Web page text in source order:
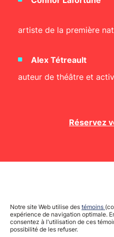
Notre site Web utilise des témoins
expérience de navigation optimale.
consentez à l'utilisation de ces
possibilité de les refuser.
artiste de la première
Alex Tétreault
auteur de théâtre et
Réservez